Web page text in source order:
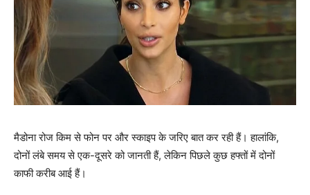
मैडोना रोज किम से फोन पर और स्काइप के जरिए बात कर रही हैं। हालांकि,
दोनों लंबे समय से एक-दूसरे को जानती हैं, लेकिन पिछले कुछ हफ्तों में दोनों
काफी करीब आई हैं।